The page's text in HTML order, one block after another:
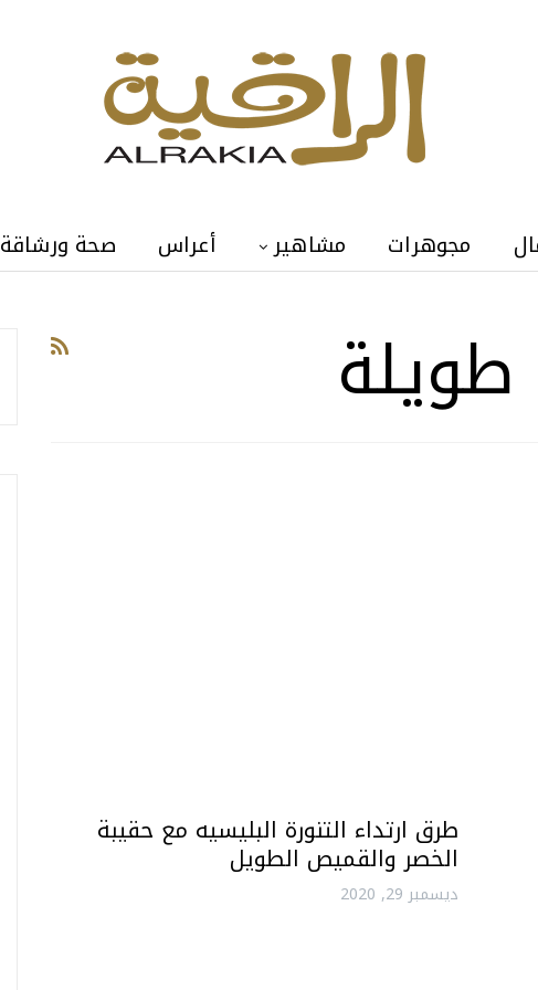
مجوهرات مشاهير أعراس صحة ورشاقة
طويلة
طرق ارتداء التنورة البليسيه مع حقيبة
الخصر والقميص الطويل
ديسمبر 29, 2020